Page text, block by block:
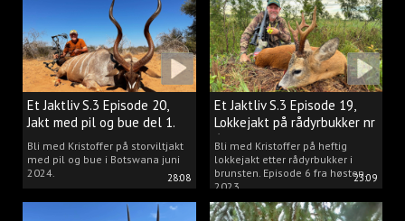
28:08
Et Jaktliv S.3 Episode 20,
Jakt med pil og bue del 1.
Bli med Kristoffer på storviltjakt
med pil og bue i Botswana juni
2024.
23:09
Et Jaktliv S.3 Episode 19,
Lokkejakt på rådyrbukker nr
6
Bli med Kristoffer på heftig
lokkejakt etter rådyrbukker i
brunsten. Episode 6 fra høsten
2023.